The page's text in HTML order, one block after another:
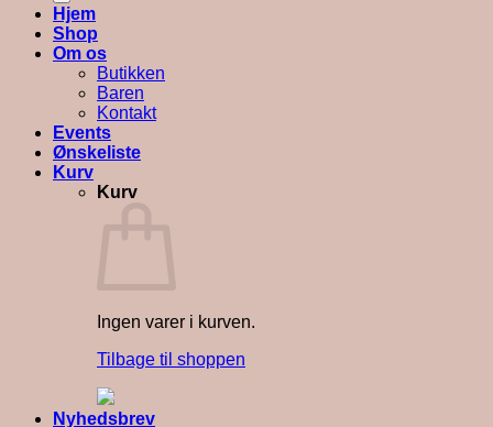
Hjem
Shop
Om os
Butikken
Baren
Kontakt
Events
Ønskeliste
Kurv
Kurv
Ingen varer i kurven.
Tilbage til shoppen
Nyhedsbrev